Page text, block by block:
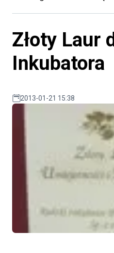
Złoty Laur
Inkubatora
2013-01-21 15:38